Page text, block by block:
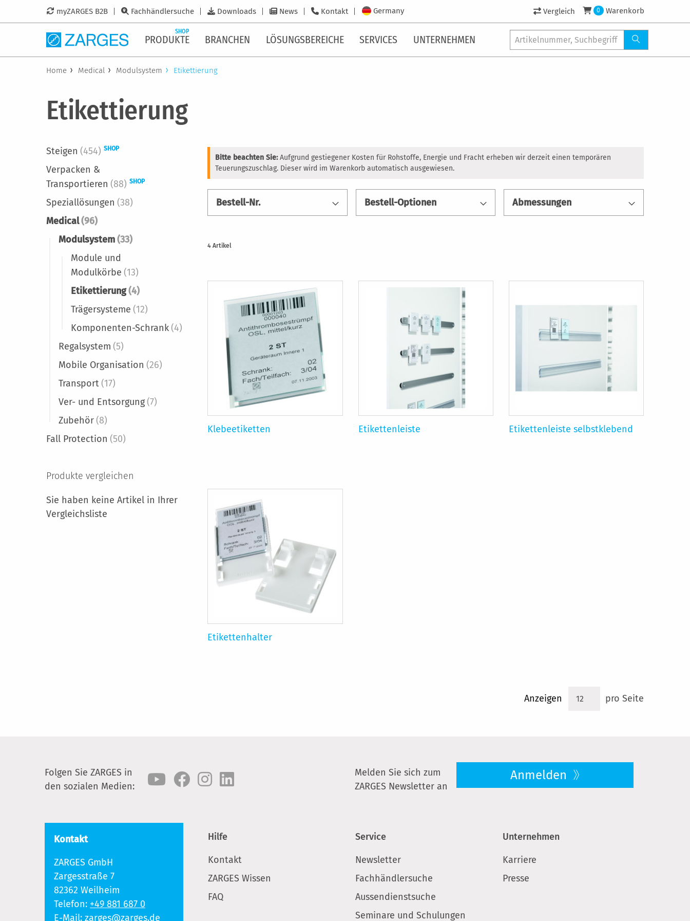
myZARGES B2B Fachhändlersuche Downloads News Kontakt Germany Vergleich 0 Warenkorb
PRODUKTE
SHOP
BRANCHEN LÖSUNGSBEREICHE SERVICES UNTERNEHMEN
Home Medical Modulsystem Etikettierung
Etikettierung
Bitte beachten Sie:Aufgrund gestiegener Kosten für Rohstoffe, Energie und Fracht erheben wir derzeit einen temporären
Teuerungszuschlag. Dieser wird im Warenkorb automatisch ausgewiesen.
Bestell-Nr. Bestell-Optionen Abmessungen
4 Artikel
Klebeetiketten Etikettenleiste Etikettenleiste selbstklebend
Etikettenhalter
Anzeigen pro Seite
Steigen (454) SHOP
Verpacken &
Transportieren (88) SHOP
Speziallösungen (38)
Medical(96)
Modulsystem(33)
Module und
Modulkörbe (13)
Etikettierung(4)
Trägersysteme (12)
Komponenten-Schrank(4)
Regalsystem (5)
Mobile Organisation (26)
Transport(17)
Ver- und Entsorgung(7)
Zubehör(8)
Fall Protection (50)
Produkte vergleichen
Sie haben keine Artikel in Ihrer
Vergleichsliste
Folgen Sie ZARGES in
den sozialen Medien:
Melden Sie sich zum
ZARGES Newsletter an
Anmelden
Kontakt
ZARGES GmbH
Zargesstraße 7
82362 Weilheim
Telefon: +49 881 687 0
E-Mail: zarges@zarges.de
Hilfe
Kontakt
ZARGES Wissen
FAQ
Service
Newsletter
Fachhändlersuche
Aussendienstsuche
Seminare und Schulungen
Unternehmen
Karriere
Presse